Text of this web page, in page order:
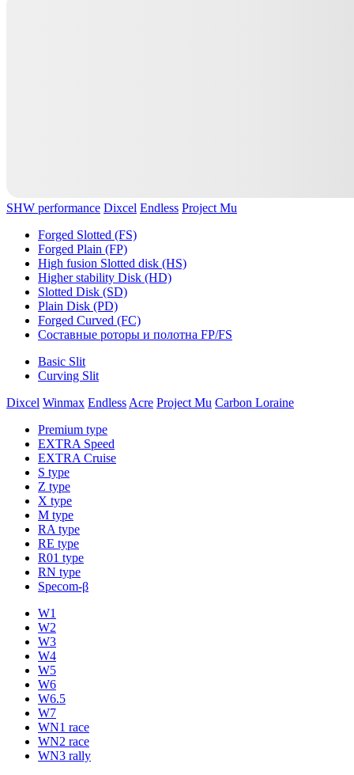
SHW performance Dixcel Endless Project Mu
Forged Slotted (FS)
Forged Plain (FP)
High fusion Slotted disk (HS)
Higher stability Disk (HD)
Slotted Disk (SD)
Plain Disk (PD)
Forged Curved (FC)
Составные роторы и полотна FP/FS
Basic Slit
Curving Slit
Dixcel Winmax Endless Acre Project Mu Carbon Loraine
Premium type
EXTRA Speed
EXTRA Cruise
S type
Z type
X type
M type
RA type
RE type
R01 type
RN type
Specom-β
W1
W2
W3
W4
W5
W6
W6.5
W7
WN1 race
WN2 race
WN3 rally